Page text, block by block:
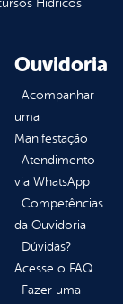
Hídricos
Ouvidoria
Acompanhar
uma
Manifestação
Atendimento
via WhatsApp
Competências
da Ouvidoria
Dúvidas?
Acesse o FAQ
Fazer uma